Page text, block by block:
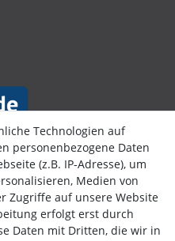
Technologien auf
personenbezogene Daten
(z.B. IP-Adresse), um
Medien von
Zugriffe auf unsere Website
erfolgt erst durch
Daten mit Dritten, die wir in